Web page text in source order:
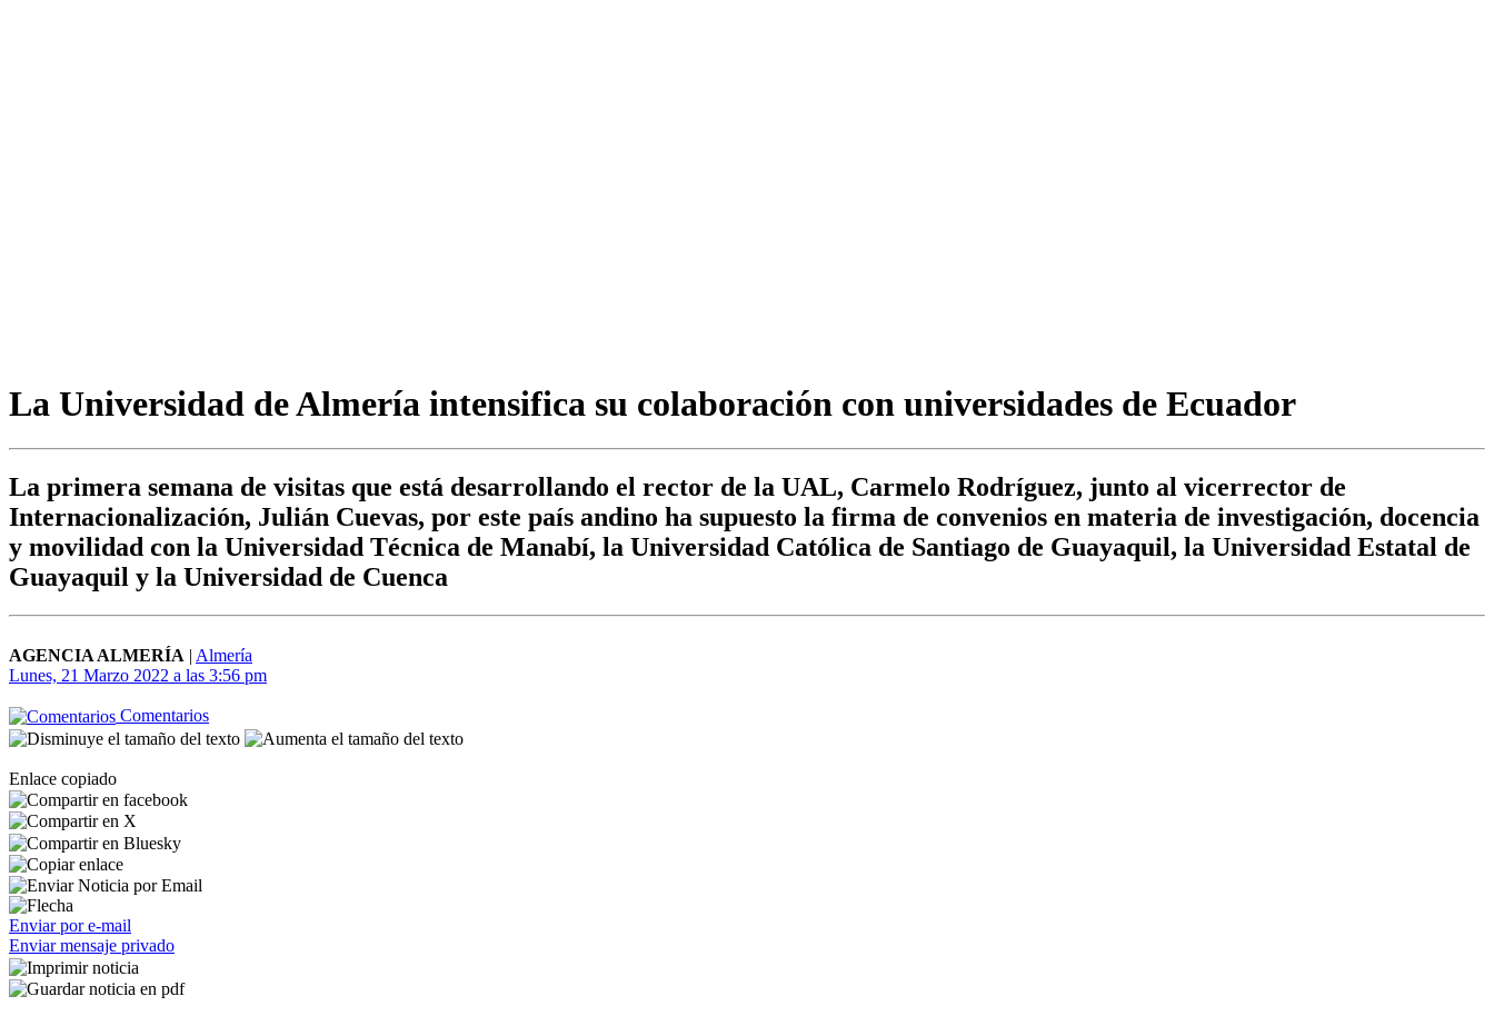
La Universidad de Almería intensifica su colaboración con universidades de Ecuador
La primera semana de visitas que está desarrollando el rector de la UAL, Carmelo Rodríguez, junto al vicerrector de
Internacionalización, Julián Cuevas, por este país andino ha supuesto la firma de convenios en materia de investigación, docencia
y movilidad con la Universidad Técnica de Manabí, la Universidad Católica de Santiago de Guayaquil, la Universidad Estatal de
Guayaquil y la Universidad de Cuenca
AGENCIA ALMERÍA | Almería
Lunes, 21 Marzo 2022 a las 3:56 pm
Comentarios
Enlace copiado
Enviar por e-mail
Enviar mensaje privado